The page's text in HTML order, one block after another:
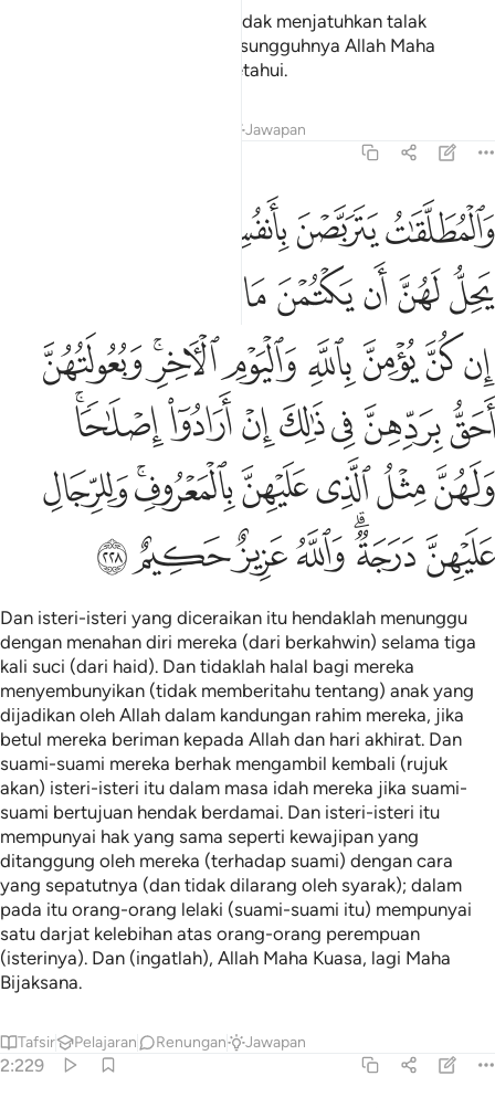
Dan jika mereka berazam hendak menjatuhkan talak
(menceraikan isteri), maka sesungguhnya Allah Maha
Mendengar, lagi Maha mengetahui.
Jawapan
والمطلقات يتربصن بانفسهن ثلاثة قروء ولا يحل لهن ان يكتمن ما خلق
وَٱلْمُطَلَّقَـٰتُ يَتَرَبَّصْنَ بِأَنفُسِهِنَّ ثَلَـٰثَةَ قُرُوٓءٍۢ ۚ وَلَا يَحِلُّ لَهُنَّ أَن
ﱨﱩﱪ
ﱯﱰﱱﱲﱳ
ﱸﱹﱺﱻﱼﱽﱾﱿ
ﲀﲁﲂﲃﲄﲅﲆﲇ
ﲈﲉﲊﲋﲌﲍﲎ
ﲏﲐﲑﲒﲓﲔﲕ
Dan isteri-isteri yang diceraikan itu hendaklah menunggu
dengan menahan diri mereka (dari berkahwin) selama tiga
kali suci (dari haid). Dan tidaklah halal bagi mereka
menyembunyikan (tidak memberitahu tentang) anak yang
dijadikan oleh Allah dalam kandungan rahim mereka, jika
betul mereka beriman kepada Allah dan hari akhirat. Dan
suami-suami mereka berhak mengambil kembali (rujuk
akan) isteri-isteri itu dalam masa idah mereka jika suami-
suami bertujuan hendak berdamai. Dan isteri-isteri itu
mempunyai hak yang sama seperti kewajipan yang
ditanggung oleh mereka (terhadap suami) dengan cara
yang sepatutnya (dan tidak dilarang oleh syarak); dalam
pada itu orang-orang lelaki (suami-suami itu) mempunyai
satu darjat kelebihan atas orang-orang perempuan
(isterinya). Dan (ingatlah), Allah Maha Kuasa, lagi Maha
Bijaksana.
Tafsir Pelajaran Renungan Jawapan
2:229